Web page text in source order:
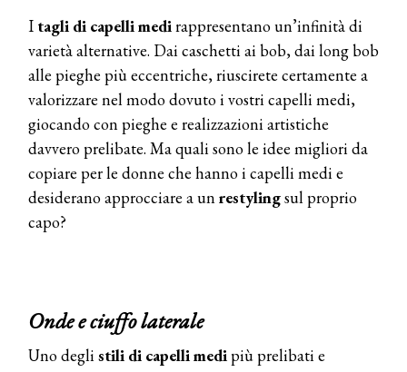
I tagli di capelli medirappresentano un’infinità di
varietà alternative. Dai caschetti ai bob, dai long bob
alle pieghe più eccentriche, riuscirete certamente a
valorizzare nel modo dovuto i vostri capelli medi,
giocando con pieghe e realizzazioni artistiche
davvero prelibate. Ma quali sono le idee migliori da
copiare per le donne che hanno i capelli medi e
desiderano approcciare a unrestylingsul proprio
capo?
Onde e ciuffo laterale
Uno deglistili di capelli medipiù prelibati e